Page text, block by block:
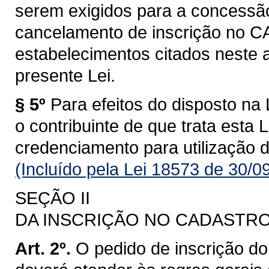
serem exigidos para a
cancelamento de inscrição no
estabelecimentos citados neste
presente Lei.
§ 5º Para efeitos do disposto na
o contribuinte de que trata esta
credenciamento para utilização
(Incluído pela Lei 18573 de 30/
SEÇÃO II
DA INSCRIÇÃO NO
Art. 2º. O pedido de inscrição